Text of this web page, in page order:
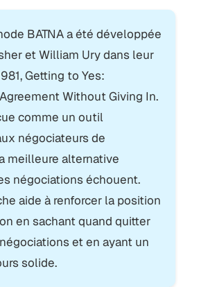
BATNA a été développée
et William Ury dans leur
Getting to Yes:
Without Giving In.
comme un outil
négociateurs de
meilleure alternative
négociations échouent.
aide à renforcer la position
en sachant quand quitter
et en ayant un
solide.